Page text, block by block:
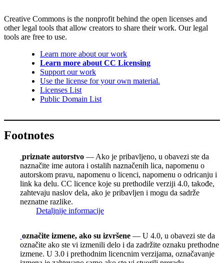
Creative Commons is the nonprofit behind the open licenses and
other legal tools that allow creators to share their work. Our legal
tools are free to use.
Learn more about our work
Learn more about CC Licensing
Support our work
Use the license for your own material.
Licenses List
Public Domain List
Footnotes
priznate autorstvo — Ako je pribavljeno, u obavezi ste da
naznačite ime autora i ostalih naznačenih lica, napomenu o
autorskom pravu, napomenu o licenci, napomenu o odricanju i
link ka delu. CC licence koje su prethodile verziji 4.0, takođe,
zahtevaju naslov dela, ako je pribavljen i mogu da sadrže
neznatne razlike.
Detaljnije informacije
označite izmene, ako su izvršene — U 4.0, u obavezi ste da
označite ako ste vi izmenili delo i da zadržite oznaku prethodne
izmene. U 3.0 i prethodnim licencnim verzijama, označavanje